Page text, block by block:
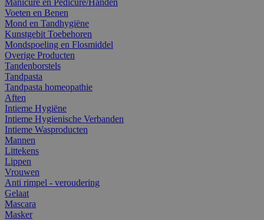
Voeten en Benen
Mond en Tandhygiëne
Kunstgebit Toebehoren
Mondspoeling en Flosmiddel
Overige Producten
Tandenborstels
Tandpasta
Tandpasta homeopathie
Aften
Intieme Hygiëne
Intieme Hygienische Verbanden
Intieme Wasproducten
Mannen
Littekens
Lippen
Vrouwen
Anti rimpel - veroudering
Gelaat
Mascara
Masker